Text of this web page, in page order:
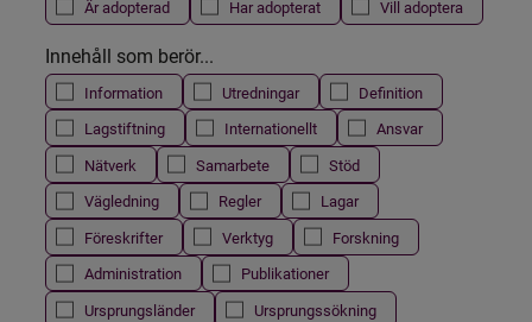
Är adopterad
Har adopterat Vill adoptera
Innehåll som berör...
Information Utredningar
Definition
Lagstiftning
Internationellt
Ansvar
Nätverk
Samarbete
Stöd
Vägledning
Regler
Lagar
Föreskrifter
Verktyg
Forskning
Administration
Publikationer
Ursprungsländer
Ursprungssökning